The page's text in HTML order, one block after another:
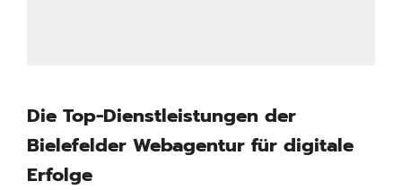
Die Top-Dienstleistungen der
Bielefelder Webagentur für digitale
Erfolge